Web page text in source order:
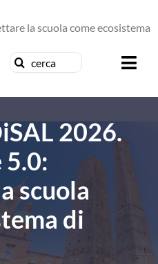
la scuola come ecosistema di
Cerca
2026.
5.0:
scuola
di